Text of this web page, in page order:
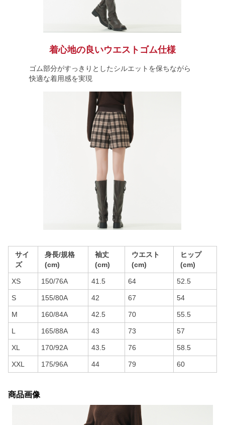
着心地の良いウエストゴム仕様
ゴム部分がすっきりとしたシルエットを保ちながら
快適な着用感を実現
サイ
ズ
身長/規格
(cm)
袖丈
(cm)
ウエスト
(cm)
ヒップ
(cm)
XS 150/76A 41.5 64 52.5
S 155/80A 42 67 54
M 160/84A 42.5 70 55.5
L 165/88A 43 73 57
XL 170/92A 43.5 76 58.5
XXL 175/96A 44 79 60
商品画像